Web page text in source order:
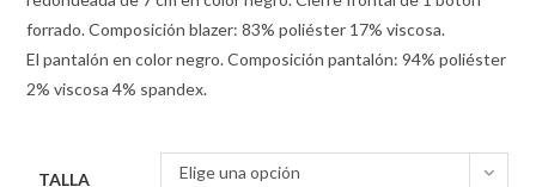
forrado. Composición blazer: 83% poliéster 17% viscosa.
El pantalón en color negro. Composición pantalón: 94% poliéster
2% viscosa 4% spandex.
TALLA Elige una opción